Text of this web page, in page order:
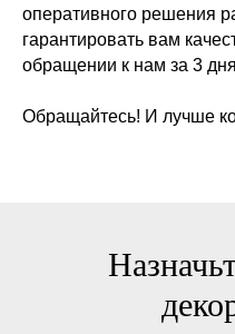
оперативного решения
гарантировать вам
обращении к нам за 3
Обращайтесь! И лучше